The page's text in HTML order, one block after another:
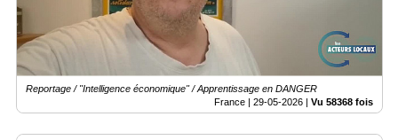
Reportage / "Intelligence économique" / Apprentissage en DANGER
France | 29-05-2026 | Vu 58368 fois